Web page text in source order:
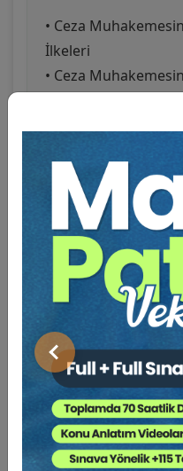
Önceki
• Ceza
İlkeleri
• Ceza
• Özel Muhakeme
• Kanun Yolları
• Yargılama
• Branş Testleri
Medeni Hukuk (6
• Medeni Hukuka
Hükümleri
• Kişiler Hukuku
• Aile Hukuku